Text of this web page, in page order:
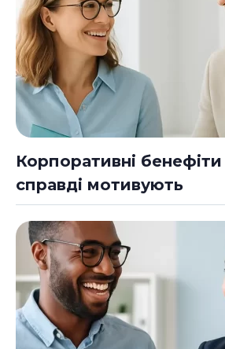
Корпоративні бенефіти
справді мотивують